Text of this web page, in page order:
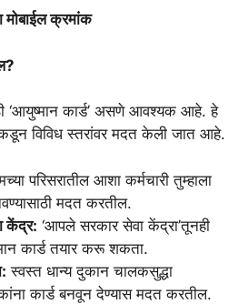
क्रमांक
‘आयुष्मान कार्ड’ असणे आवश्यक आहे. हे
विविध स्तरांवर मदत केली जात आहे.
परिसरातील आशा कर्मचारी तुम्हाला
मदत करतील.
केंद्र: ‘आपले सरकार सेवा केंद्रा’तूनही
कार्ड तयार करू शकता.
स्वस्त धान्य दुकान चालकसुद्धा
कार्ड बनवून देण्यास मदत करतील.